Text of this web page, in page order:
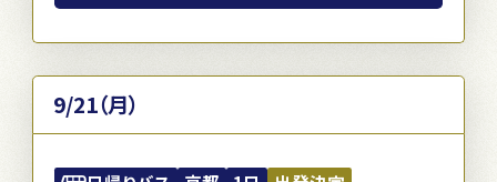
9/21（月）